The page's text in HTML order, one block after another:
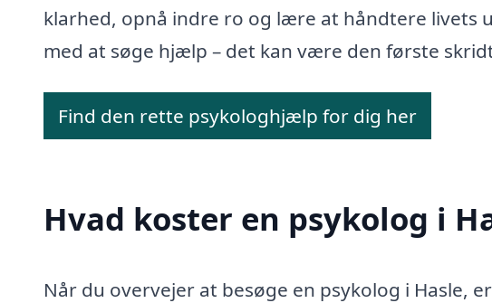
klarhed, opnå indre ro og lære at håndtere livets
med at søge hjælp – det kan være den første
Find den rette psykologhjælp for dig her
Hvad koster en psykolog i
Når du overvejer at besøge en psykolog i Hasle,